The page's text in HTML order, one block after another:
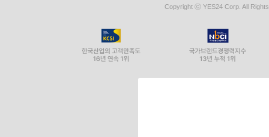
Copyright ⓒ YES24 Corp. All